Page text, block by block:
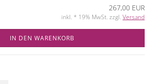
267,00 EUR
inkl. * 19% MwSt. zzgl. Versand
IN DEN WARENKORB